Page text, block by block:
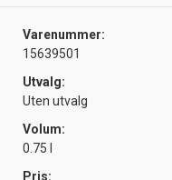
Varenummer:
15639501
Utvalg:
Uten utvalg
Volum:
0.75 l
Pris: